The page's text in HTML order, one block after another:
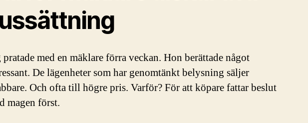
pratade med en mäklare förra veckan. Hon berättade något
De lägenheter som har genomtänkt belysning säljer
Och ofta till högre pris. Varför? För att köpare fattar beslut
magen först.